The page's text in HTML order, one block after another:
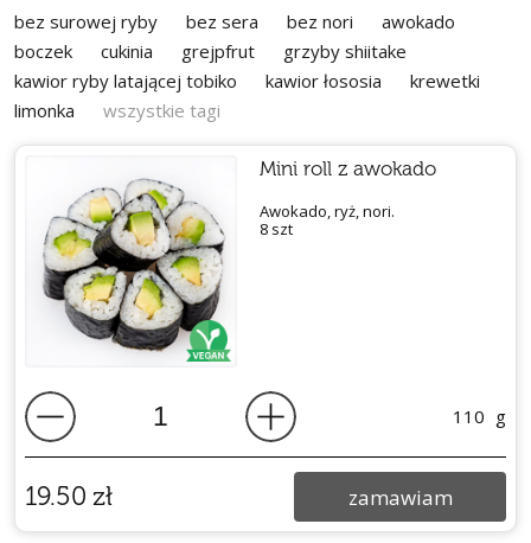
bez surowej ryby bez sera bez nori
awokado
boczek
cukinia grejpfrut
grzyby shiitake
kawior ryby latającej tobiko
kawior łososia
krewetki
limonka
wszystkie tagi
Mini roll z awokado
Awokado, ryż, nori.
8 szt
110 g
19.50 zł zamawiam